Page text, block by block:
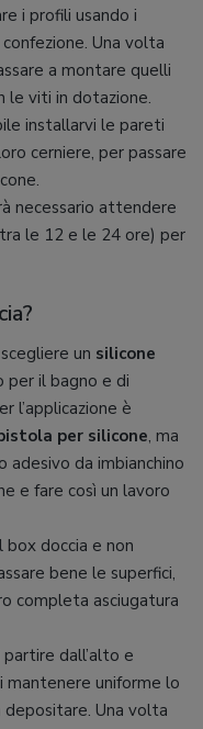
i profili usando i
Una volta
a montare quelli
le viti in dotazione.
installarvi le pareti
cerniere, per passare
necessario attendere
le 12 e le 24 ore) per
un silicone
per il bagno e di
l’applicazione è
per silicone, ma
adesivo da imbianchino
e fare così un lavoro
box doccia e non
bene le superfici,
completa asciugatura
dall’alto e
mantenere uniforme lo
Una volta